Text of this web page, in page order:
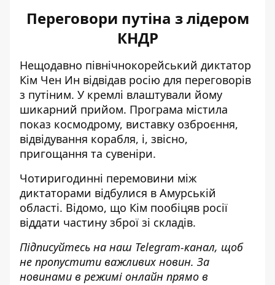
Переговори путіна з лідером
КНДР
Нещодавно північнокорейський диктатор
Кім Чен Ин відвідав росію для переговорів
з путіним. У кремлі влаштували йому
шикарний прийом. Програма містила
показ космодрому, виставку озброєння,
відвідування корабля, і, звісно,
пригощання та сувеніри.
Чотиригодинні перемовини між
диктаторами відбулися в Амурській
області. Відомо, що Кім пообіцяв росії
віддати частину зброї зі складів.
Підписуйтесь на наш Telegram-канал, щоб
не пропустити важливих новин. За
новинами в режимі онлайн прямо в